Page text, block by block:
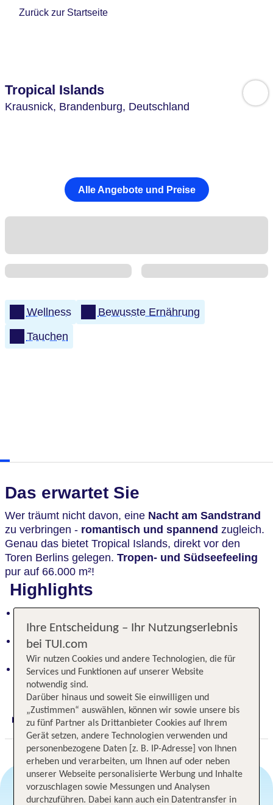
Zurück zur Startseite
Tropical Islands
Krausnick, Brandenburg, Deutschland
Alle Angebote und Preise
Wellness
Bewusste Ernährung
Tauchen
Das erwartet Sie
Wer träumt nicht davon, eine Nacht am Sandstrand
zu verbringen - romantisch und spannend zugleich.
Genau das bietet Tropical Islands, direkt vor den
Toren Berlins gelegen. Tropen- und Südseefeeling
pur auf 66.000 m²!
Highlights
und aufregend!
Tropenparadies vor den Toren Berlins - 66.000 m²
pure Erholung!
Europas größte tropische Urlaubswelt - mitten in
der Natur!"
Digitaler und telefonischer 24/7 TUI Service
Ihre Entscheidung – Ihr Nutzungserlebnis
bei TUI.com
Wir nutzen Cookies und andere Technologien, die für
Services und Funktionen auf unserer Website
notwendig sind.
Darüber hinaus und soweit Sie einwilligen und
„Zustimmen“ auswählen, können wir sowie unsere bis
zu fünf Partner als Drittanbieter Cookies auf Ihrem
Gerät setzen, andere Technologien verwenden und
personenbezogene Daten [z. B. IP-Adresse] von Ihnen
erheben und verarbeiten, um Ihnen auf oder neben
unserer Webseite personalisierte Werbung und Inhalte
vorzuschlagen sowie Messungen und Analysen
durchzuführen. Dabei kann auch ein Datentransfer in